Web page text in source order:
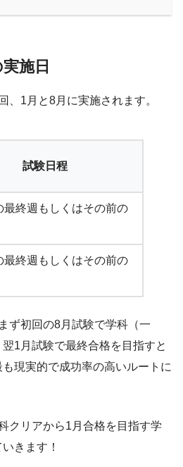
施日
、1月と8月に実施されます。
試験日程
最終週もしくはその前の
最終週もしくはその前の
ず初回の8月試験で学科（一
1月試験で最終合格を目指すと
現実的で成功率の高いルートに
クリアから1月合格を目指す学
きます！